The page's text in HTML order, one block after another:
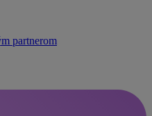
partnerom